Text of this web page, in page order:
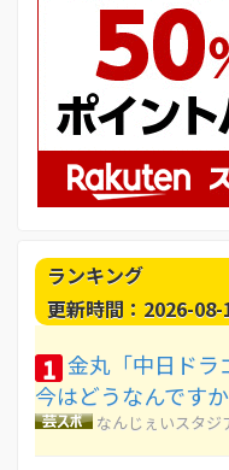
ランキング
更新時間：2026-
1 金丸「中日ドラ
今はどうなんですか
なんじぇいスタジ